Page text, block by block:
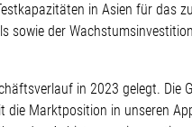
in Asien für das
sowie der
in 2023 gelegt. Die
Marktposition in unseren